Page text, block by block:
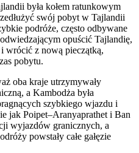
była kołem ratunkowym
swój pobyt w Tajlandii
podróże, często odbywane
opuścić Tajlandię,
wrócić z nową pieczątką,
pobytu.
oba kraje utrzymywały
a Kambodża była
szybkiego wjazdu i
jak Poipet–Aranyaprathet i Ban
wyjazdów granicznych, a
powstały całe gałęzie